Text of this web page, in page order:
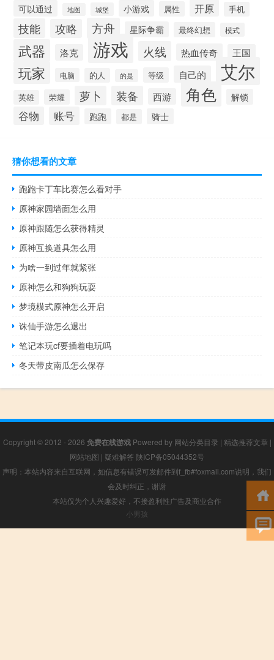
可以通过 地图 城堡 小游戏 属性 开原 手机
技能 攻略 方舟 星际争霸 最终幻想 模式
武器 洛克 游戏 火线 热血传奇 王国
玩家 电脑 的人 的是 等级 自己的 艾尔
英雄 荣耀 萝卜 装备 西游 角色 解锁
谷物 账号 跑跑 都是 骑士
猜你想看的文章
跑跑卡丁车比赛怎么看对手
原神家园墙面怎么用
原神跟随怎么获得精灵
原神互换道具怎么用
为啥一到过年就紧张
原神怎么和狗狗玩耍
梦境模式原神怎么开启
诛仙手游怎么退出
笔记本玩cf要插着电玩吗
冬天带皮南瓜怎么保存
Copyright © 2012 - 2026 免费在线游戏Powered by 网站分类目录 | 精选推荐文章 |
网站地图 | 疑难解答 陕ICP备05044352号
声明：本站内容来自互联网，如信息有错误可发邮件到f_fb#foxmail.com说明，我们
会及时纠正，谢谢
本站仅为个人兴趣爱好，不接盈利性广告及商业合作
小男孩